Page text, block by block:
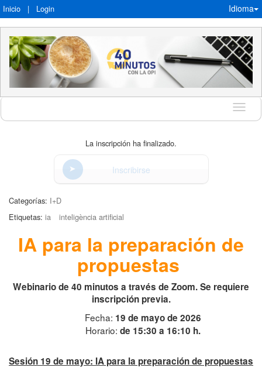
Inicio | Login Idioma
Idioma
La inscripción ha finalizado.
Inscribirse
Categorías: I+D
Etiquetas: ia inteligència artificial
IA para la preparación de
propuestas
Webinario de 40 minutos a través de Zoom. Se requiere
inscripción previa.
Fecha: 19 de mayo de 2026
Horario: de 15:30 a 16:10 h.
Sesión 19 de mayo: IA para la preparación de propuestas